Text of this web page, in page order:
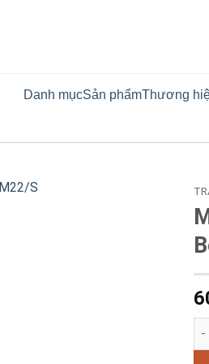
Danh mụcSản phẩmThương